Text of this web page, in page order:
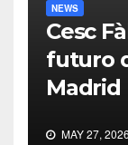
NEWS
Cesc
futuro
Madrid
MAY 27, 2026